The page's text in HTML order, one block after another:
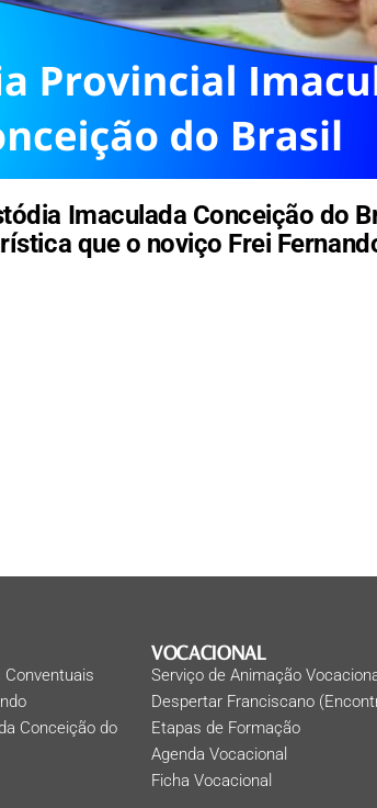
Imaculada Conceição do
que o noviço Frei
Conceição do
VOCACIONAL
Serviço de Animação
Despertar Franciscano
Etapas de Formação
Agenda Vocacional
Ficha Vocacional